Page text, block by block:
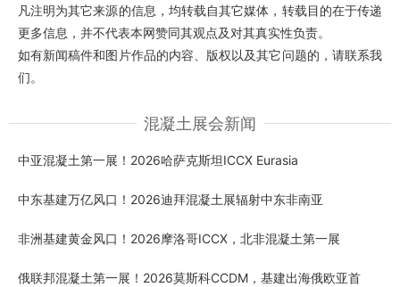
凡注明为其它来源的信息，均转载自其它媒体，转载目的在于传递
更多信息，并不代表本网赞同其观点及对其真实性负责。
如有新闻稿件和图片作品的内容、版权以及其它问题的，请联系我
们。
混凝土展会新闻
中亚混凝土第一展！2026哈萨克斯坦ICCX Eurasia
中东基建万亿风口！2026迪拜混凝土展辐射中东非南亚
非洲基建黄金风口！2026摩洛哥ICCX，北非混凝土第一展
俄联邦混凝土第一展！2026莫斯科CCDM，基建出海俄欧亚首